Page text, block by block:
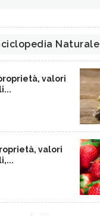
Naturale
valori
valori